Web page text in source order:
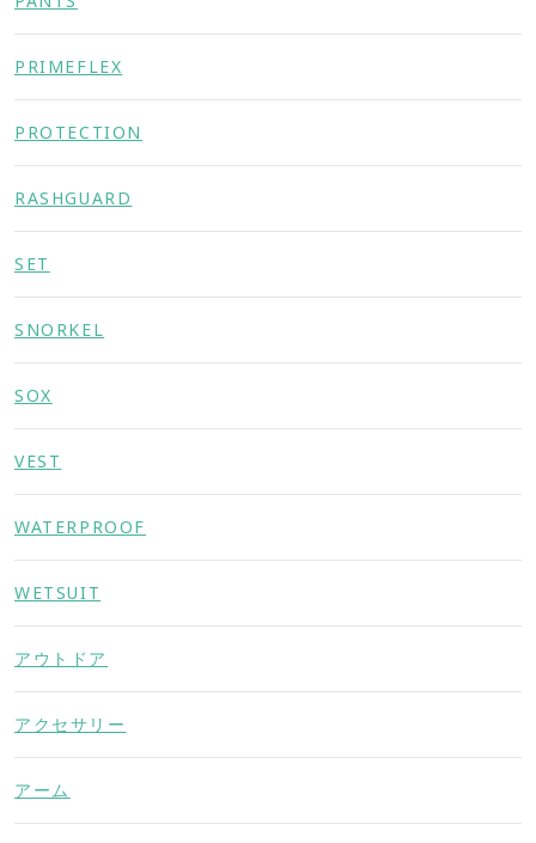
PRIMEFLEX
PROTECTION
RASHGUARD
SET
SNORKEL
SOX
VEST
WATERPROOF
WETSUIT
アウトドア
アクセサリー
アーム